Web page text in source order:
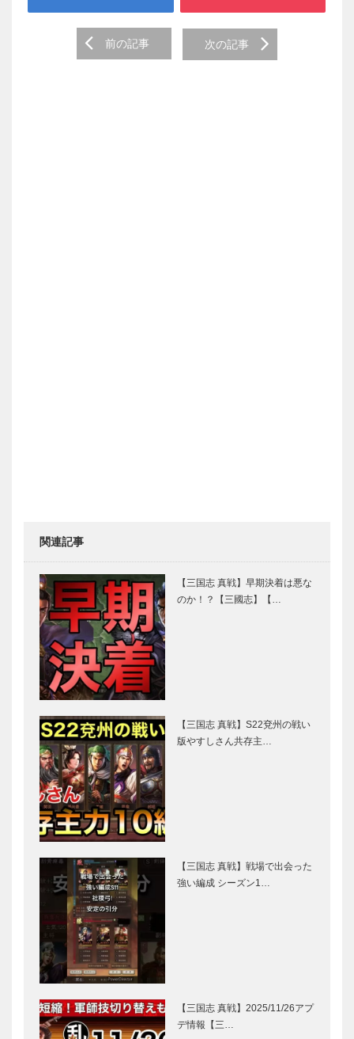
navigation
前の記事 次の記事
関連記事
【三国志 真戦】早期決着は悪な
のか！？【三國志】【…
【三国志 真戦】S22兗州の戦い
版やすしさん共存主…
【三国志 真戦】戦場で出会った
強い編成 シーズン1…
【三国志 真戦】2025/11/26アプ
デ情報【三…